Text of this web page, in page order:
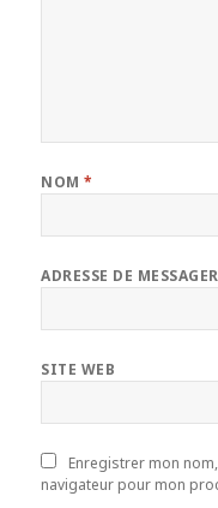
NOM*
ADRESSE DE
SITE WEB
Enregistrer mon
navigateur pour mon